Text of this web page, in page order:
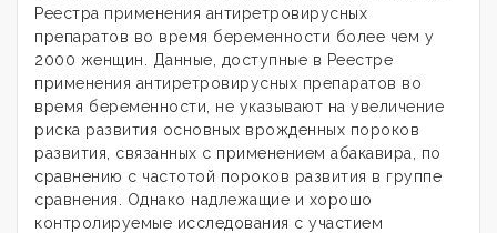
Реестра применения антиретровирусных
препаратов во время беременности более чем у
2000 женщин. Данные, доступные в Реестре
применения антиретровирусных препаратов во
время беременности, не указывают на увеличение
риска развития основных врожденных пороков
развития, связанных с применением абакавира, по
сравнению с частотой пороков развития в группе
сравнения. Однако надлежащие и хорошо
контролируемые исследования с участием